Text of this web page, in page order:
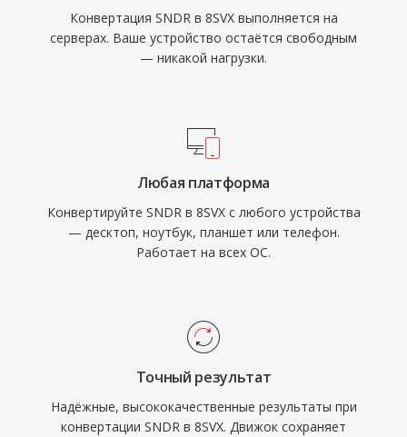
Конвертация SNDR в 8SVX выполняется на
серверах. Ваше устройство остаётся свободным
— никакой нагрузки.
Любая платформа
Конвертируйте SNDR в 8SVX с любого устройства
— десктоп, ноутбук, планшет или телефон.
Работает на всех ОС.
Точный результат
Надёжные, высококачественные результаты при
конвертации SNDR в 8SVX. Движок сохраняет